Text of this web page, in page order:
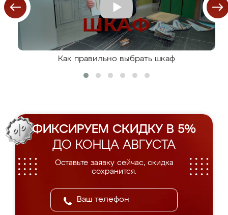
Как правильно выбрать шкаф
ФИКСИРУЕМ СКИДКУ В 5%
ДО КОНЦА АВГУСТА
Оставьте заявку сейчас, скидка
сохранится.